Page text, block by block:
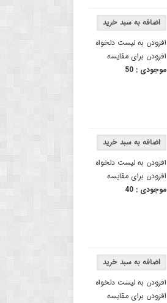
افزودن به لیست دلخواه
افزودن برای مقایسه
موجودی :50
افزودن به لیست دلخواه
افزودن برای مقایسه
موجودی :40
افزودن به لیست دلخواه
افزودن برای مقایسه